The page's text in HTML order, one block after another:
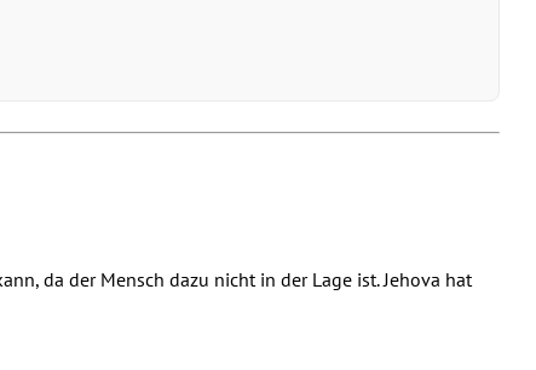
da der Mensch dazu nicht in der Lage ist. Jehova hat